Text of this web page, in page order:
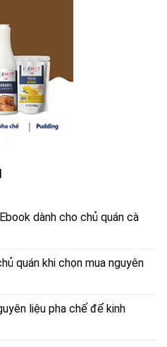
dành cho chủ quán cà
quán khi chọn mua nguyên
liệu pha chế để kinh